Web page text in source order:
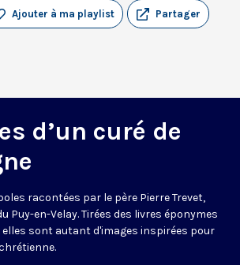
Partager
Ajouter à ma playlist
d’un curé de
racontées par le père Pierre Trevet,
Puy-en-Velay. Tirées des livres éponymes
sont autant d'images inspirées pour